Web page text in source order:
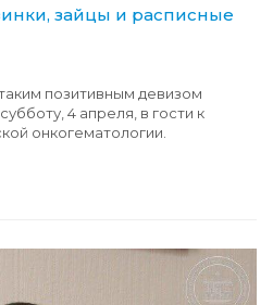
зайцы и расписные
позитивным девизом
4 апреля, в гости к
онкогематологии.